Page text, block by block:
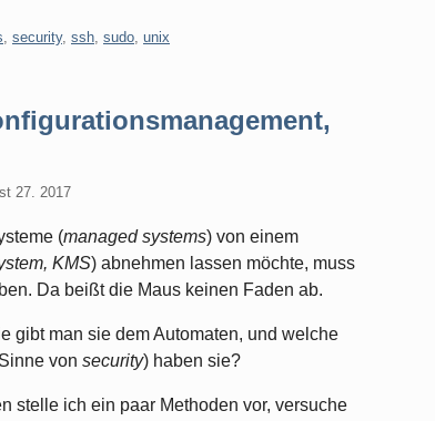
, security, ssh, sudo, unix
27. 2017
(managed systems) von einem
KMS) abnehmen lassen möchte, muss
Da beißt die Maus keinen Faden ab.
gibt man sie dem Automaten, und welche
von security) haben sie?
stelle ich ein paar Methoden vor, versuche